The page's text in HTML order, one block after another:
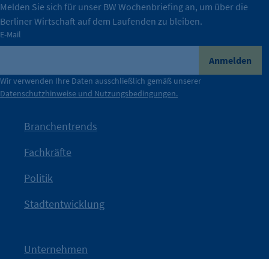
IHK Berlin. Offizieller Unterstützer der Berliner Wirtschaft.
Nach einer aufmerksamkeitsstarken Teaserphase geht die
Kampagne der IHK Berlin in die nächste Stufe. Mit
IHK?“wurde bewusst Neugier geweckt und Gespräche
mit Haltung.
Die Unternehmer stehen stellvertretend für die Vielfalt
der Berliner Wirtschaft.
Durch ihre Perspektiven wird deutlich, was der Claim
konkret bedeutet – und wie die IHK Berlin Unternehmen
tatsächlich unterstützt.
Melden Sie sich für unser BW Wochenbriefing an, um über die
Berliner Wirtschaft auf dem Laufenden zu bleiben.
E-Mail
Anmelden
Wir verwenden Ihre Daten ausschließlich gemäß unserer
Datenschutzhinweise und Nutzungsbedingungen.
Branchentrends
Fachkräfte
Politik
Stadtentwicklung
Unternehmen